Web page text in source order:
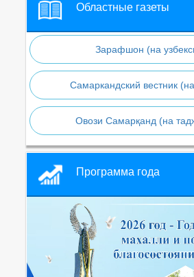
Областные газеты
Зарафшон (на
Самаркандский вестник
Овози Самарқанд (на
Программа года